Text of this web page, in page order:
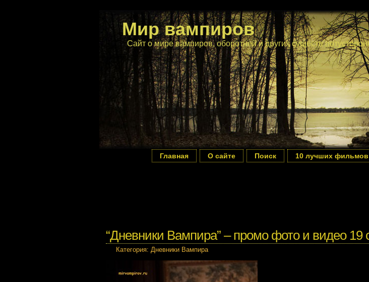
Мир вампиров
Сайт о мире вампиров, оборотней и других существ
Главная О сайте Поиск 10 лучших
“Дневники Вампира” – промо фото и видео 19
Категория: Дневники Вампира